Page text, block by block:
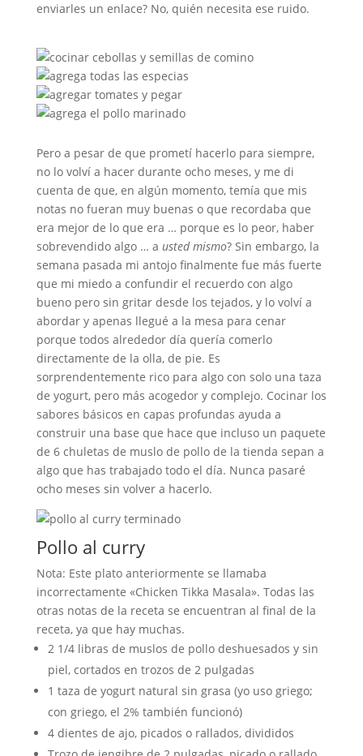
enviarles un enlace? No, quién necesita ese ruido.
Pero a pesar de que prometí hacerlo para siempre,
no lo volví a hacer durante ocho meses, y me di
cuenta de que, en algún momento, temía que mis
notas no fueran muy buenas o que recordaba que
era mejor de lo que era … porque es lo peor, haber
sobrevendido algo … a usted mismo? Sin embargo, la
semana pasada mi antojo finalmente fue más fuerte
que mi miedo a confundir el recuerdo con algo
bueno pero sin gritar desde los tejados, y lo volví a
abordar y apenas llegué a la mesa para cenar
porque todos alrededor día quería comerlo
directamente de la olla, de pie. Es
sorprendentemente rico para algo con solo una taza
de yogurt, pero más acogedor y complejo. Cocinar los
sabores básicos en capas profundas ayuda a
construir una base que hace que incluso un paquete
de 6 chuletas de muslo de pollo de la tienda sepan a
algo que has trabajado todo el día. Nunca pasaré
ocho meses sin volver a hacerlo.
Pollo al curry
Nota: Este plato anteriormente se llamaba
incorrectamente «Chicken Tikka Masala». Todas las
otras notas de la receta se encuentran al final de la
receta, ya que hay muchas.
2 1/4 libras de muslos de pollo deshuesados ​​y sin
piel, cortados en trozos de 2 pulgadas
1 taza de yogurt natural sin grasa (yo uso griego;
con griego, el 2% también funcionó)
4 dientes de ajo, picados o rallados, divididos